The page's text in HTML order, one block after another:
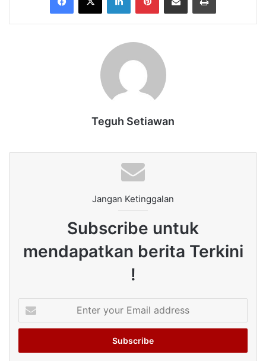
Teguh Setiawan
Jangan Ketinggalan
Subscribe untuk
mendapatkan berita Terkini
!
your
Email